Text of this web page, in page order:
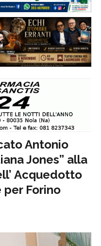
Antonio
Jones” alla
Acquedotto
Forino